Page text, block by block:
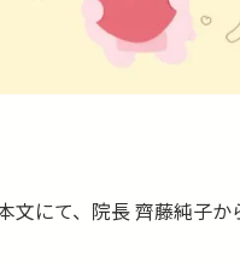
文にて、院長 齊藤純子